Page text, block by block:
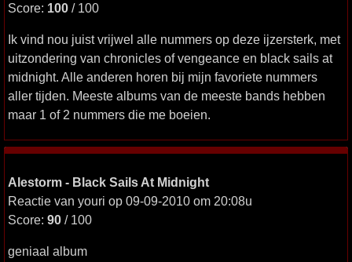
Score: 100 / 100
Ik vind nou juist vrijwel alle nummers op deze ijzersterk, met
uitzondering van chronicles of vengeance en black sails at
midnight. Alle anderen horen bij mijn favoriete nummers
aller tijden. Meeste albums van de meeste bands hebben
maar 1 of 2 nummers die me boeien.
Alestorm - Black Sails At Midnight
Reactie van youri op 09-09-2010 om 20:08u
Score: 90 / 100
geniaal album